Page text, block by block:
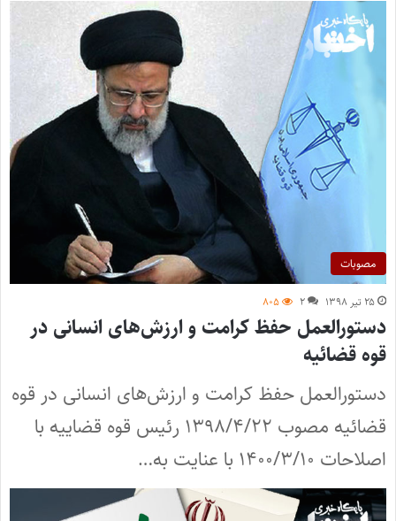
مصوبات
۲۵ تیر ۱۳۹۸ ۲ ۸۰۵
دستورالعمل حفظ کرامت و ارزش‌های انسانی در
قوه قضائیه
دستورالعمل حفظ کرامت و ارزش‌های انسانی در قوه
قضائیه مصوب ۱۳۹۸/۴/۲۲ رئیس قوه قضاییه با
اصلاحات ۱۴۰۰/۳/۱۰ با عنایت به…